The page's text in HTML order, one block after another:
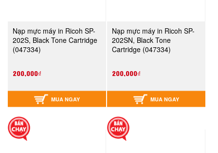
Nạp mực máy in Ricoh SP-
202S, Black Tone Cartridge
(047334)
200,000₫
MUA NGAY
Nạp mực máy in Ricoh SP-
202SN, Black Tone
Cartridge (047334)
200,000₫
MUA NGAY